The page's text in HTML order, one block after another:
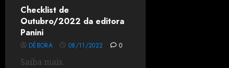
Checklist de
Outubro/2022 da editora
Panini
DÉBORA 08/11/2022 0
Saiba mais.